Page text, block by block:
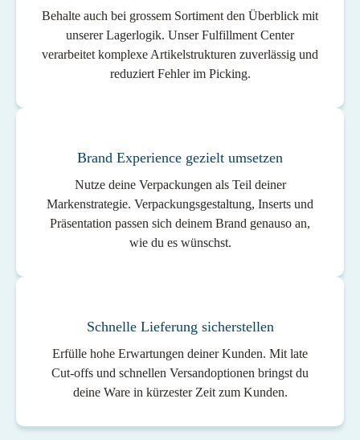
Behalte auch bei grossem Sortiment den Überblick mit
unserer Lagerlogik. Unser Fulfillment Center
verarbeitet komplexe Artikelstrukturen zuverlässig und
reduziert Fehler im Picking.
Brand Experience gezielt umsetzen
Nutze deine Verpackungen als Teil deiner
Markenstrategie. Verpackungsgestaltung, Inserts und
Präsentation passen sich deinem Brand genauso an,
wie du es wünschst.
Schnelle Lieferung sicherstellen
Erfülle hohe Erwartungen deiner Kunden. Mit late
Cut-offs und schnellen Versandoptionen bringst du
deine Ware in kürzester Zeit zum Kunden.